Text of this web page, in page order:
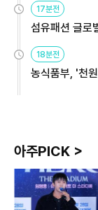
17분전
섬유패션 글로
18분전
농식품부, '천
아주PICK >